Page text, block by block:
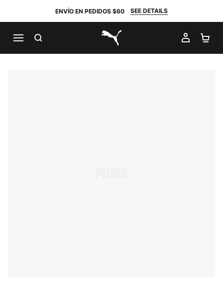
ENVÍO EN PEDIDOS $60 SEE DETAILS
PUMA.com
MI